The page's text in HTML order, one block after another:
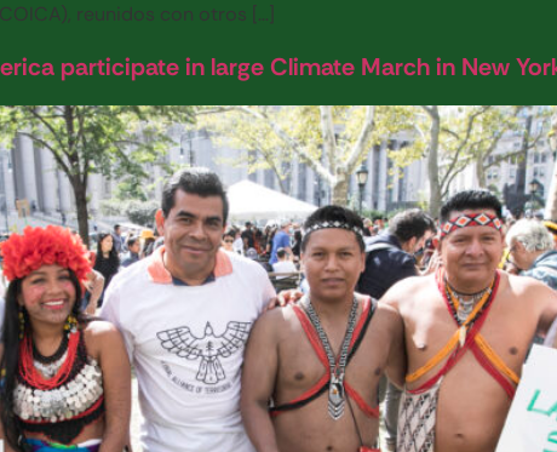
reunidos con otros […]
participate in large Climate March in New